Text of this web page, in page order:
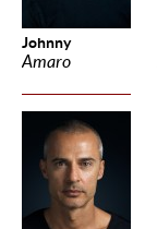
Johnny
Amaro